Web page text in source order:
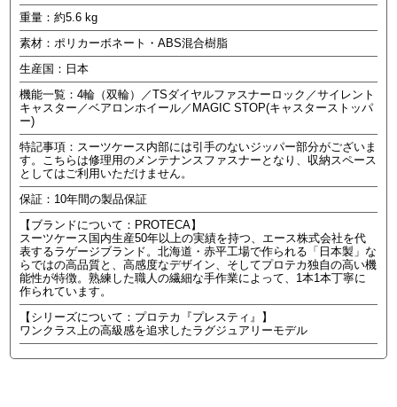
重量：約5.6 kg
素材：ポリカーボネート・ABS混合樹脂
生産国：日本
機能一覧：4輪（双輪）／TSダイヤルファスナーロック／サイレント
キャスター／ベアロンホイール／MAGIC STOP(キャスターストッパ
ー)
特記事項：スーツケース内部には引手のないジッパー部分がございま
す。こちらは修理用のメンテナンスファスナーとなり、収納スペース
としてはご利用いただけません。
保証：10年間の製品保証
【ブランドについて：PROTECA】
スーツケース国内生産50年以上の実績を持つ、エース株式会社を代
表するラゲージブランド。北海道・赤平工場で作られる「日本製」な
らではの高品質と、高感度なデザイン、そしてプロテカ独自の高い機
能性が特徴。熟練した職人の繊細な手作業によって、1本1本丁寧に
作られています。
【シリーズについて：プロテカ『プレスティ』】
ワンクラス上の高級感を追求したラグジュアリーモデル